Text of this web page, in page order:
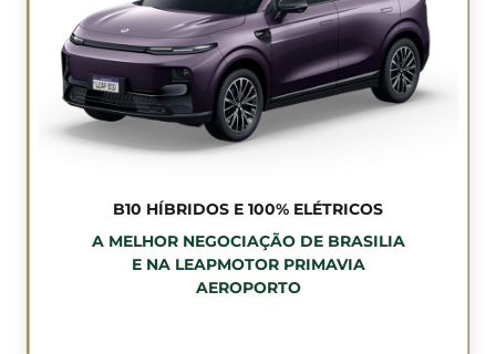
B10 HÍBRIDOS E 100% ELÉTRICOS
A MELHOR NEGOCIAÇÃO DE BRASILIA
E NA LEAPMOTOR PRIMAVIA
AEROPORTO